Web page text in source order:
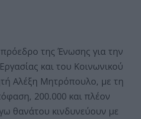
της Ένωσης για την
και του Κοινωνικού
Αλέξη Μητρόπουλο, με τη
200.000 και πλέον
θανάτου κινδυνεύουν με